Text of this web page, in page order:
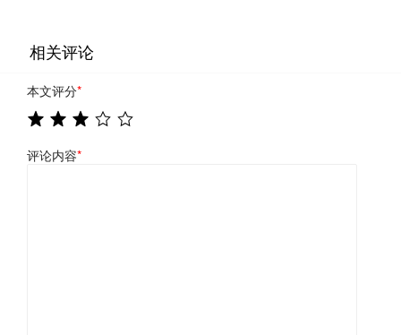
相关评论
本文评分*
评论内容*